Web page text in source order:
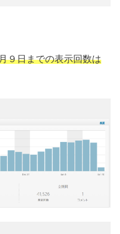
９日までの表示回数は